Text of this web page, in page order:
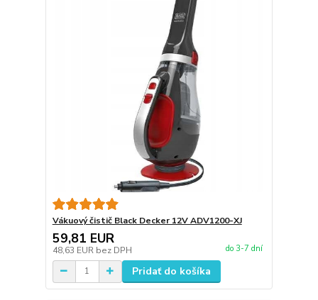
Vákuový čistič Black Decker 12V ADV1200-XJ
59,81 EUR
48,63 EUR bez DPH do 3-7 dní
Pridať do košíka